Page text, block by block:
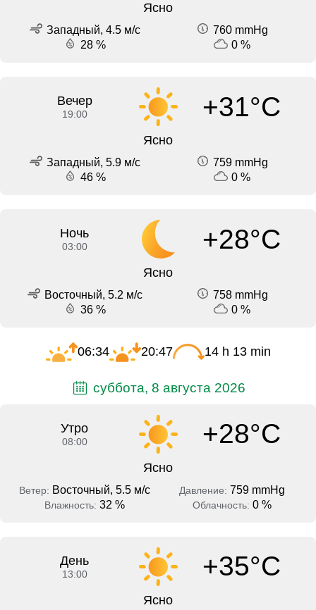
Ясно
Западный, 4.5 м/с
760 mmHg
28 %
0 %
Вечер
19:00 +31°C
Ясно
Западный, 5.9 м/с
759 mmHg
46 %
0 %
Ночь
03:00 +28°C
Ясно
Восточный, 5.2 м/с
758 mmHg
36 %
0 %
06:34 20:47 14 h 13 min
суббота, 8 августа 2026
Утро
08:00 +28°C
Ясно
Ветер: Восточный, 5.5 м/с Давление: 759 mmHg
Влажность: 32 % Облачность: 0 %
День
13:00 +35°C
Ясно